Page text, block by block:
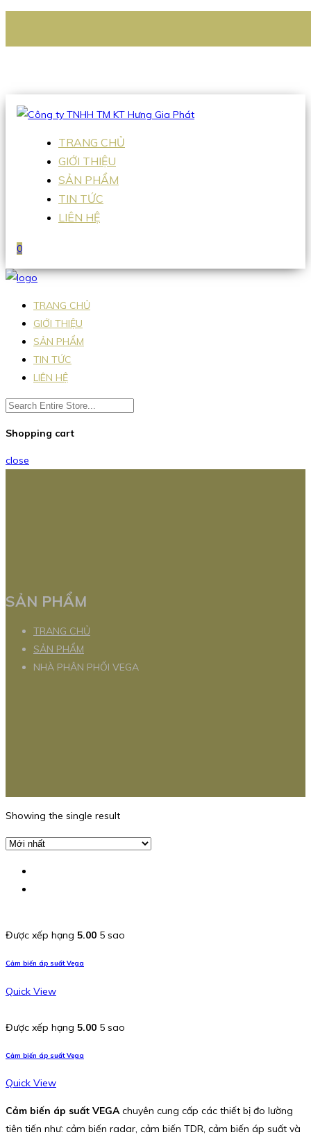
Hotline:0938 336 079
TRANG CHỦ
GIỚI THIỆU
SẢN PHẨM
TIN TỨC
LIÊN HỆ
0
TRANG CHỦ
GIỚI THIỆU
SẢN PHẨM
TIN TỨC
LIÊN HỆ
Shopping cart
close
SẢN PHẨM
TRANG CHỦ
SẢN PHẨM
NHÀ PHÂN PHỐI VEGA
Showing the single result
Được xếp hạng 5.00 5 sao
Cảm biến áp suất Vega
Quick View
Được xếp hạng 5.00 5 sao
Cảm biến áp suất Vega
Quick View
Cảm biến áp suất VEGAchuyên cung cấp các thiết bị đo lường
tiên tiến như: cảm biến radar, cảm biến TDR, cảm biến áp suất và